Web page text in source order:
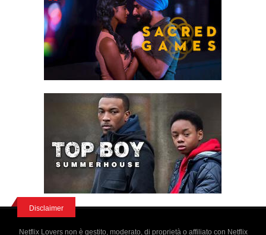
Disclaimer
Netflix Lovers non è gestito, moderato, di proprietà o affiliato con Netflix